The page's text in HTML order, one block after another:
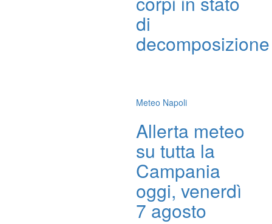
di
decomposizione
Meteo Napoli
Allerta meteo
su tutta la
Campania
oggi, venerdì
7 agosto